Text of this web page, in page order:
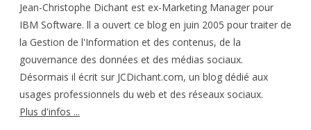
publications
Jean-Christophe Dichant est ex-Marketing Manager pour
IBM Software. ll a ouvert ce blog en juin 2005 pour traiter de
la Gestion de l'Information et des contenus, de la
gouvernance des données et des médias sociaux.
Désormais il écrit sur JCDichant.com, un blog dédié aux
usages professionnels du web et des réseaux sociaux.
Plus d'infos ...